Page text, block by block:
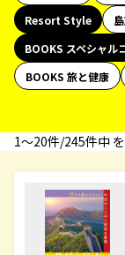
Resort Style
BOOKS スペシャル
BOOKS 旅と健康
1〜20件/245件中